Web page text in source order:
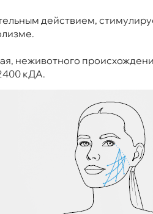
действием,
неживотного
кДА.